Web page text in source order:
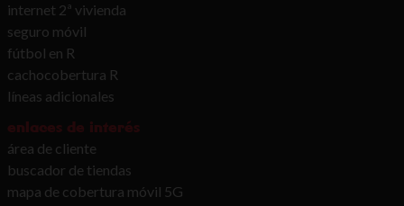
internet 2ª vivienda
seguro móvil
fútbol en R
cachocobertura R
líneas adicionales
enlaces de interés
área de cliente
buscador de tiendas
mapa de cobertura móvil 5G